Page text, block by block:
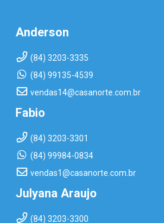
Anderson
(84) 3203-3335
(84) 99135-4539
vendas14@casanorte.com.br
Fabio
(84) 3203-3301
(84) 99984-0834
vendas1@casanorte.com.br
Julyana Araujo
(84) 3203-3300